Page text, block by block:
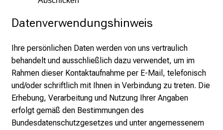
Datenverwendungshinweis
Ihre persönlichen Daten werden von uns vertraulich
behandelt und ausschließlich dazu verwendet, um im
Rahmen dieser Kontaktaufnahme per E-Mail, telefonisch
und/oder schriftlich mit Ihnen in Verbindung zu treten. Die
Erhebung, Verarbeitung und Nutzung Ihrer Angaben
erfolgt gemäß den Bestimmungen des
Bundesdatenschutzgesetzes und unter angemessenem